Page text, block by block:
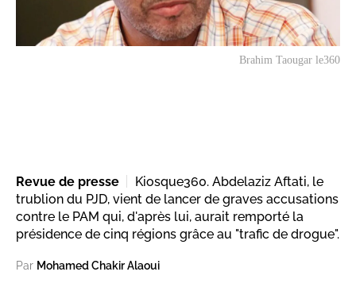
Brahim Taougar le360
Revue de presse
Kiosque360. Abdelaziz Aftati, le
trublion du PJD, vient de lancer de graves accusations
contre le PAM qui, d'après lui, aurait remporté la
présidence de cinq régions grâce au "trafic de drogue".
Par Mohamed Chakir Alaoui